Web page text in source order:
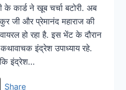
के कार्ड ने खूब चर्चा बटोरी. अब
जी और प्रेमानंद महाराज की
हो रहा है. इस भेंट के दौरान
इंद्रेश उपाध्याय रहे.
कि इंद्रेश…
XShare